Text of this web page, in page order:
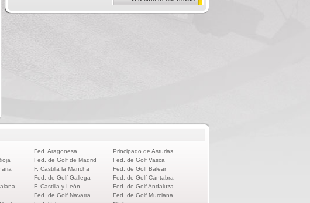
Fed. Aragonesa
Fed. de Golf de Madrid
F. Castilla la Mancha
Fed. de Golf Gallega
F. Castilla y León
Fed. de Golf Navarra
Principado de Asturias
Fed. de Golf Vasca
Fed. de Golf Balear
Fed. de Golf Cántabra
Fed. de Golf Andaluza
Fed. de Golf Murciana